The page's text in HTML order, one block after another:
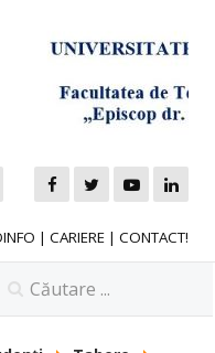
| CARIERE | CONTACT!